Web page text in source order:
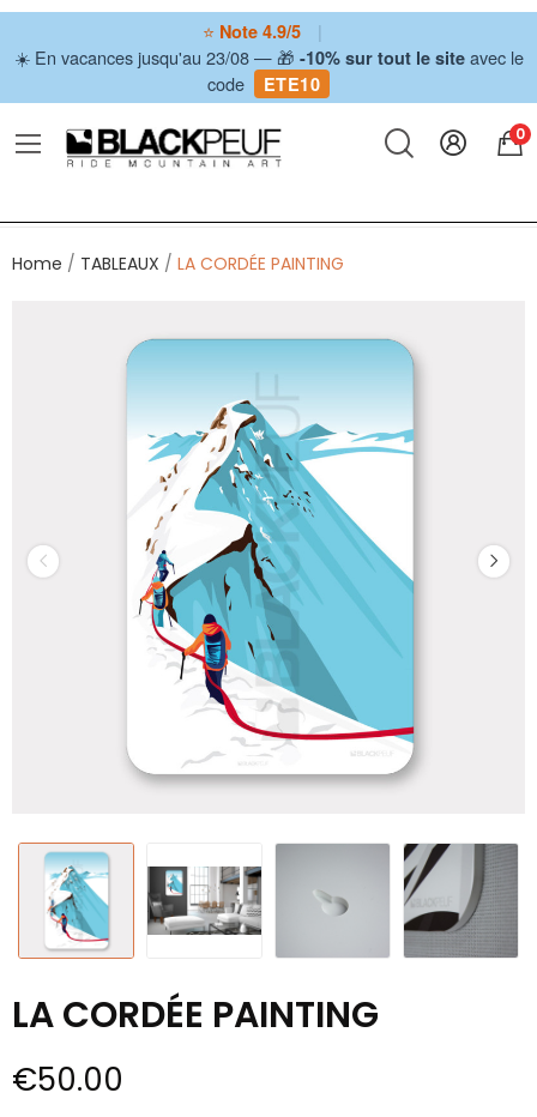
⭐ Note 4.9/5
|
☀️ En vacances jusqu'au 23/08 — 🎁 -10% sur tout le siteavec le
code
ETE10
0
Home TABLEAUX LA CORDÉE PAINTING
LA CORDÉE PAINTING
€50.00